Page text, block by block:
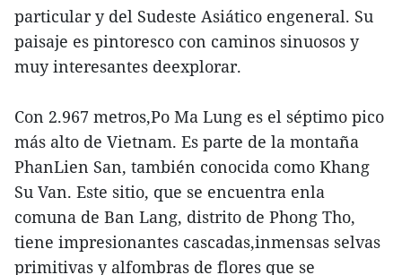
particular y del Sudeste Asiático engeneral. Su
paisaje es pintoresco con caminos sinuosos y
muy interesantes deexplorar.
Con 2.967 metros,Po Ma Lung es el séptimo pico
más alto de Vietnam. Es parte de la montaña
PhanLien San, también conocida como Khang
Su Van. Este sitio, que se encuentra enla
comuna de Ban Lang, distrito de Phong Tho,
tiene impresionantes cascadas,inmensas selvas
primitivas y alfombras de flores que se